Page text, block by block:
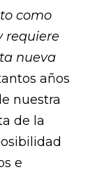
como
requiere
nueva
años
nuestra
de la
e